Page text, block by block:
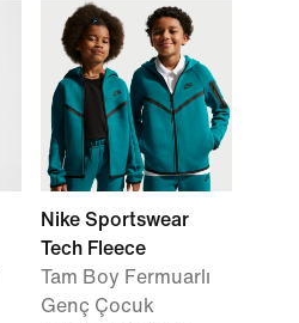
Nike Sportswear
Tech Fleece
Tam Boy Fermuarlı
Genç Çocuk